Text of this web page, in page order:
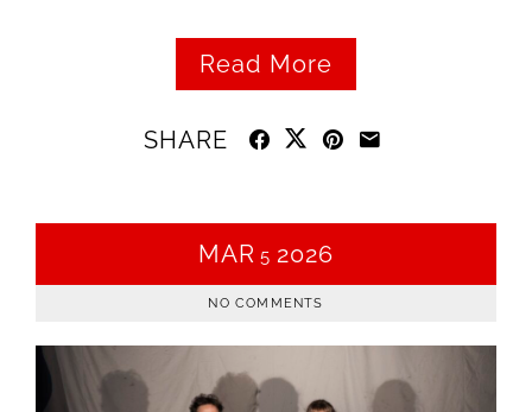
Read More
SHARE
MAR 5 2026
NO COMMENTS